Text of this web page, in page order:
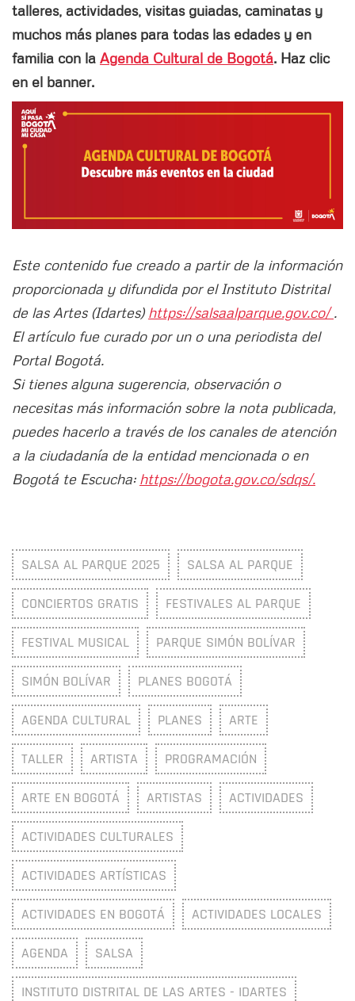
talleres, actividades, visitas guiadas, caminatas y
muchos más planes para todas las edades y en
familia con la Agenda Cultural de Bogotá. Haz clic
en el banner.
Este contenido fue creado a partir de la información
proporcionada y difundida por el Instituto Distrital
de las Artes (Idartes) https://salsaalparque.gov.co/.
El artículo fue curado por un o una periodista del
Portal Bogotá.
Si tienes alguna sugerencia, observación o
necesitas más información sobre la nota publicada,
puedes hacerlo a través de los canales de atención
a la ciudadanía de la entidad mencionada o en
Bogotá te Escucha: https://bogota.gov.co/sdqs/.
SALSA AL PARQUE 2025 SALSA AL PARQUE
CONCIERTOS GRATIS FESTIVALES AL PARQUE
FESTIVAL MUSICAL PARQUE SIMÓN BOLÍVAR
SIMÓN BOLÍVAR PLANES BOGOTÁ
AGENDA CULTURAL PLANES ARTE
TALLER ARTISTA PROGRAMACIÓN
ARTE EN BOGOTÁ ARTISTAS ACTIVIDADES
ACTIVIDADES CULTURALES
ACTIVIDADES ARTÍSTICAS
ACTIVIDADES EN BOGOTÁ ACTIVIDADES LOCALES
AGENDA SALSA
INSTITUTO DISTRITAL DE LAS ARTES - IDARTES